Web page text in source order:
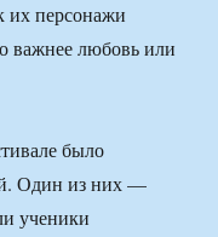
их персонажи
важнее любовь или
было
Один из них —
ученики